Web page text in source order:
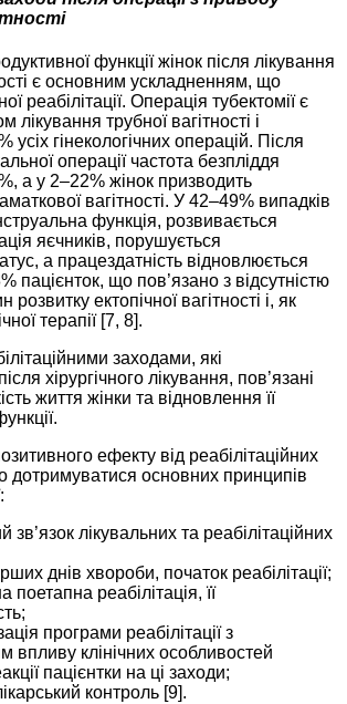
функції жінок після лікування
є основним ускладненням, що
реабілітації. Операція тубектомії є
трубної вагітності і
усіх гінекологічних операцій. Після
операції частота безпліддя
а у 2–22% жінок призводить
вагітності. У 42–49% випадків
функція, розвивається
яєчників, порушується
а працездатність відновлюється
пацієнток, що пов’язано з відсутністю
ектопічної вагітності і, як
терапії [7, 8].
заходами, які
хірургічного лікування, пов’язані
життя жінки та відновлення її
ефекту від реабілітаційних
дотримуватися основних принципів
зв’язок лікувальних та реабілітаційних
днів хвороби, початок реабілітації;
поетапна реабілітація, її
програми реабілітації з
впливу клінічних особливостей
пацієнтки на ці заходи;
контроль [9].